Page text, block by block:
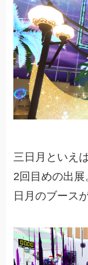
三日月といえ
2回目めの出
日月のブース